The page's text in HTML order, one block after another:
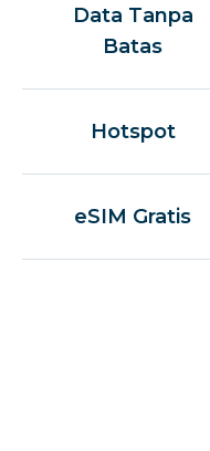
Data Tanpa
Batas
Hotspot
eSIM Gratis